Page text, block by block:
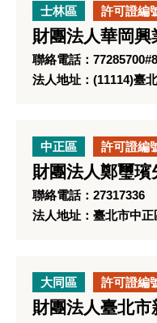
士林區 許可證編
財團法人華岡興
聯絡電話：
法人地址：(11114)臺
中正區 許可證編
財團法人鄭璽
聯絡電話：27317336
法人地址：臺北市中
大同區 許可證編
財團法人臺北